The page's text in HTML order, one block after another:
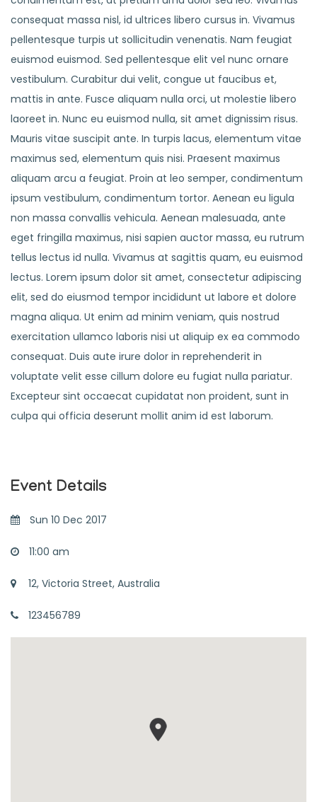
consequat massa nisl, id ultrices libero cursus in. Vivamus
pellentesque turpis ut sollicitudin venenatis. Nam feugiat
euismod euismod. Sed pellentesque elit vel nunc ornare
vestibulum. Curabitur dui velit, congue ut faucibus et,
mattis in ante. Fusce aliquam nulla orci, ut molestie libero
laoreet in. Nunc eu euismod nulla, sit amet dignissim risus.
Mauris vitae suscipit ante. In turpis lacus, elementum vitae
maximus sed, elementum quis nisi. Praesent maximus
aliquam arcu a feugiat. Proin at leo semper, condimentum
ipsum vestibulum, condimentum tortor. Aenean eu ligula
non massa convallis vehicula. Aenean malesuada, ante
eget fringilla maximus, nisi sapien auctor massa, eu rutrum
tellus lectus id nulla. Vivamus at sagittis quam, eu euismod
lectus. Lorem ipsum dolor sit amet, consectetur adipiscing
elit, sed do eiusmod tempor incididunt ut labore et dolore
magna aliqua. Ut enim ad minim veniam, quis nostrud
exercitation ullamco laboris nisi ut aliquip ex ea commodo
consequat. Duis aute irure dolor in reprehenderit in
voluptate velit esse cillum dolore eu fugiat nulla pariatur.
Excepteur sint occaecat cupidatat non proident, sunt in
culpa qui officia deserunt mollit anim id est laborum.
Event Details
Sun 10 Dec 2017
11:00 am
12, Victoria Street, Australia
123456789